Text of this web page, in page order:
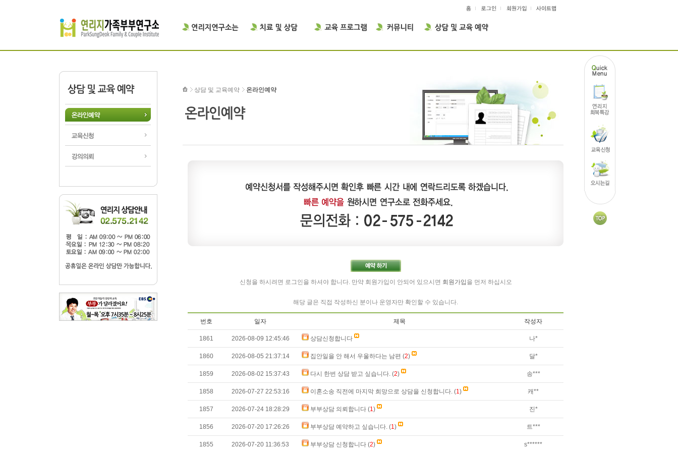
상담 및 교육예약 온라인예약
신청을 하시려면 로그인을 하셔야 합니다. 만약 회원가입이 안되어 있으시면 회원가입 을 먼저 하십시오
해당 글은 직접 작성하신 분이나 운영자만 확인할 수 있습니다.
번호 일자 제목 작성자
1861 2026-08-09 12:45:46 상담신청합니다 나*
1860 2026-08-05 21:37:14 집안일을 안 해서 우울하다는 남편 (2) 달*
1859 2026-08-02 15:37:43 다시 한번 상담 받고 싶습니다. (2) 송***
1858 2026-07-27 22:53:16 이혼소송 직전에 마지막 희망으로 상담을 신청합니다. (1) 캐**
1857 2026-07-24 18:28:29 부부상담 의뢰합니다 (1) 진*
1856 2026-07-20 17:26:26 부부상담 예약하고 싶습니다. (1) 트***
1855 2026-07-20 11:36:53 부부상담 신청합니다 (2) s******